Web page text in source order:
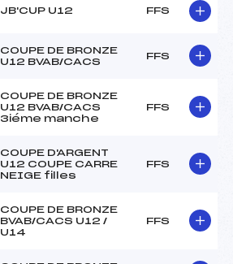
JB'CUP U12 FFS
COUPE DE BRONZE
U12 BVAB/CACS
FFS
COUPE DE BRONZE
U12 BVAB/CACS
3iéme manche
FFS
COUPE D'ARGENT
U12 COUPE CARRE
NEIGE filles
FFS
COUPE DE BRONZE
BVAB/CACS U12 /
U14
FFS